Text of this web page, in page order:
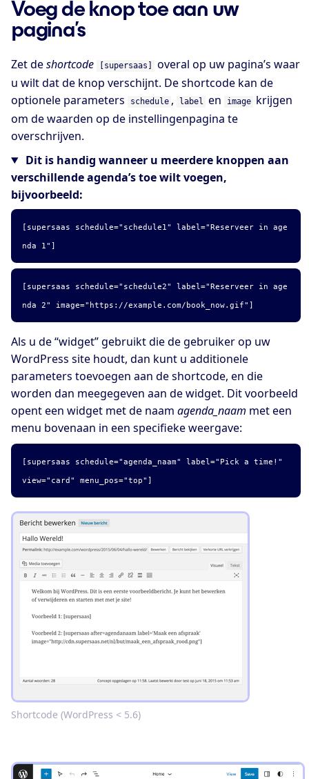
Voeg de knop toe aan uw
pagina’s
Zet deshortcode [supersaas]
overal op uw pagina’s waar
u wilt dat de knop verschijnt. De shortcode kan de
optionele parameters
schedule , label en image
krijgen
om de waarden op de instellingenpagina te
overschrijven.
Dit is handig wanneer u meerdere knoppen aan
verschillende agenda’s toe wilt voegen,
bijvoorbeeld:
[supersaas schedule="schedule1" label="Reserveer in age
nda 1"]
[supersaas schedule="schedule2" label="Reserveer in age
nda 2" image="https://example.com/book_now.gif"]
Als u de “widget” gebruikt die de gebruiker op uw
WordPress site houdt, dan kunt u additionele
parameters toevoegen aan de shortcode, en die
worden dan meegegeven aan de widget. Dit voorbeeld
opent een widget met de naam agenda_naam met een
menu bovenaan in een specifieke weergave:
[supersaas schedule="agenda_naam" label="Pick a time!"
view="card" menu_pos="top"]
Shortcode (WordPress < 5.6)